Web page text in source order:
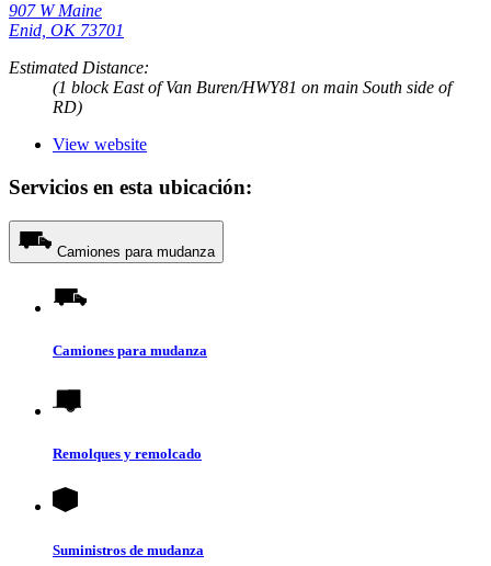
907 W Maine
Enid, OK 73701
Estimated Distance:
(1 block East of Van Buren/HWY81 on main South side of
RD)
View website
Servicios en esta ubicación:
Camiones para mudanza
Camiones para mudanza
Remolques y remolcado
Suministros de mudanza